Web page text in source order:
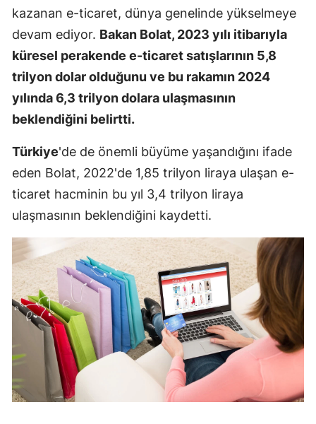
kazanan e-ticaret, dünya genelinde yükselmeye
devam ediyor. Bakan Bolat, 2023 yılı itibarıyla
küresel perakende e-ticaret satışlarının 5,8
trilyon dolar olduğunu ve bu rakamın 2024
yılında 6,3 trilyon dolara ulaşmasının
beklendiğini belirtti.
Türkiye'de de önemli büyüme yaşandığını ifade
eden Bolat, 2022'de 1,85 trilyon liraya ulaşan e-
ticaret hacminin bu yıl 3,4 trilyon liraya
ulaşmasının beklendiğini kaydetti.